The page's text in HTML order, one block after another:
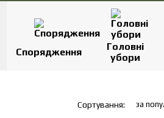
Спорядження
Головні
убори
Сортування: за